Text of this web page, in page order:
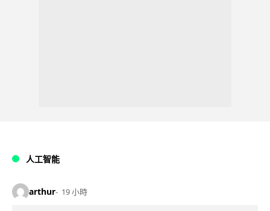
人工智能
arthur 19 小時